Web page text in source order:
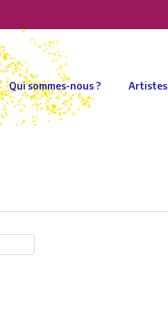
Qui sommes-nous ? Artistes